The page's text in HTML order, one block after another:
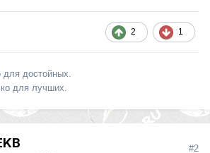
2 1
для достойных.
для лучших.
#2